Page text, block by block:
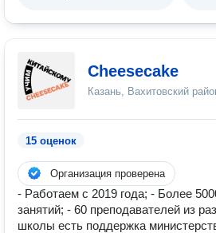
Cheesecake
Казань, Вахитовский
15 оценок
Организация проверена
- Работаем с 2019 года; - Более
занятий; - 60 преподавателей из
школы есть поддержка